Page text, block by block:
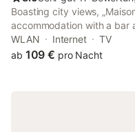
Boasting city views,
accommodation with a bar
Castel Ruin Burgaltendorf.
apartment also features
WLAN Internet
TV
ab 109 € pro Nacht